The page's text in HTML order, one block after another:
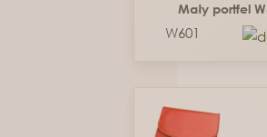
Mały portfel
W601